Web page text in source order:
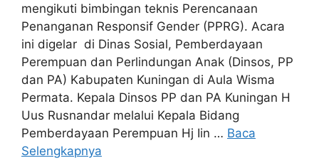
mengikuti bimbingan teknis Perencanaan
Penanganan Responsif Gender (PPRG). Acara
ini digelar di Dinas Sosial, Pemberdayaan
Perempuan dan Perlindungan Anak (Dinsos, PP
dan PA) Kabupaten Kuningan di Aula Wisma
Permata. Kepala Dinsos PP dan PA Kuningan H
Uus Rusnandar melalui Kepala Bidang
Pemberdayaan Perempuan Hj Iin … Baca
Selengkapnya